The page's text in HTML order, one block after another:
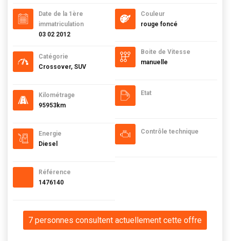
Date de la 1ère
immatriculation
03 02 2012
Catégorie
Crossover, SUV
Kilométrage
95953km
Energie
Diesel
Référence
1476140
Couleur
rouge foncé
Boite de Vitesse
manuelle
Etat
Contrôle technique
7 personnes consultent actuellement cette offre